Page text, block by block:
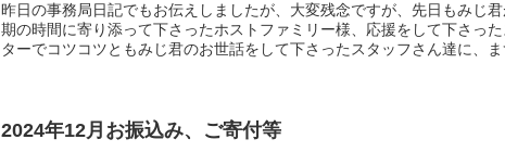
昨日の事務局日記でもお伝えしましたが、大変残念ですが、先日もみじ
期の時間に寄り添って下さったホストファミリー様、応援をして下さっ
ターでコツコツともみじ君のお世話をして下さったスタッフさん達に、
2024年12月お振込み、ご寄付等